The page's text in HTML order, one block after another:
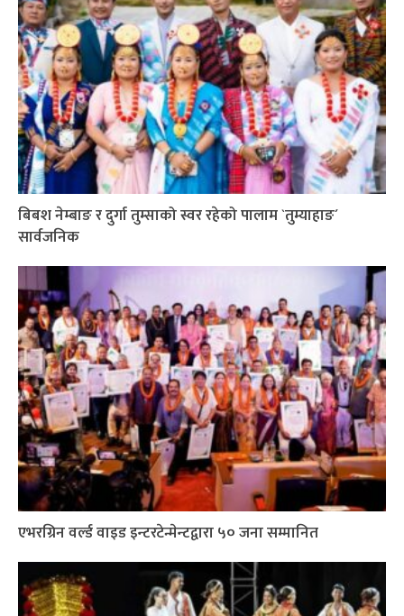
बिबश नेम्बाङ र दुर्गा तुम्साको स्वर रहेको पालाम `तुम्याहाङ´
सार्वजनिक
एभरग्रिन वर्ल्ड वाइड इन्टरटेन्मेन्टद्वारा ५० जना सम्मानित